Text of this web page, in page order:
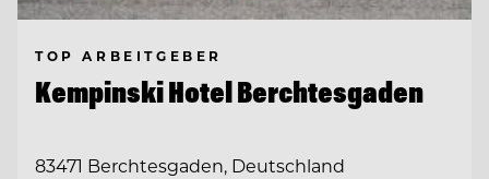
TOP ARBEITGEBER
Kempinski Hotel Berchtesgaden
83471 Berchtesgaden, Deutschland